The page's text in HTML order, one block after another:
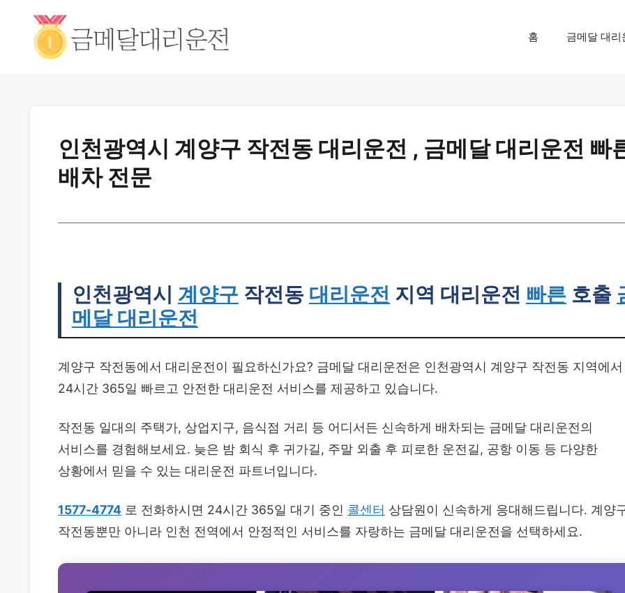
홈 금메달 대리
인천광역시 계양구 작전동 대리운전 , 금메달 대리운전 빠
배차 전문
인천광역시 계양구 작전동 대리운전 지역 대리운전 빠른 호출
메달 대리운전
계양구 작전동에서 대리운전이 필요하신가요? 금메달 대리운전은 인천광역시 계양구 작전동 지역에서
24시간 365일 빠르고 안전한 대리운전 서비스를 제공하고 있습니다.
작전동 일대의 주택가, 상업지구, 음식점 거리 등 어디서든 신속하게 배차되는 금메달 대리운전의
서비스를 경험해보세요. 늦은 밤 회식 후 귀가길, 주말 외출 후 피로한 운전길, 공항 이동 등 다양한
상황에서 믿을 수 있는 대리운전 파트너입니다.
1577-4774 로 전화하시면 24시간 365일 대기 중인 콜센터 상담원이 신속하게 응대해드립니다. 계양
작전동뿐만 아니라 인천 전역에서 안정적인 서비스를 자랑하는 금메달 대리운전을 선택하세요.